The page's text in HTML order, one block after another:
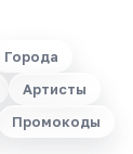
Города
Артисты
Промокоды